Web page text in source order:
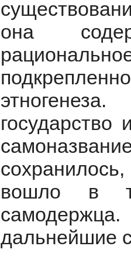
она
государство
вошло в
дальнейшие